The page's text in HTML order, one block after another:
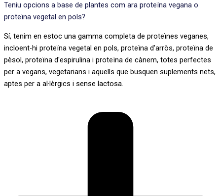
Teniu opcions a base de plantes com ara proteïna vegana o
proteïna vegetal en pols?
Sí, tenim en estoc una gamma completa de proteïnes veganes,
incloent-hi proteïna vegetal en pols, proteïna d'arròs, proteïna de
pèsol, proteïna d'espirulina i proteïna de cànem, totes perfectes
per a vegans, vegetarians i aquells que busquen suplements nets,
aptes per a al·lèrgics i sense lactosa.